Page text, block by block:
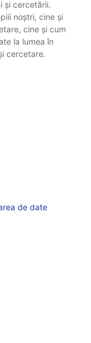
și cercetării.
noștri, cine și
cine și cum
la lumea în
cercetare.
de date